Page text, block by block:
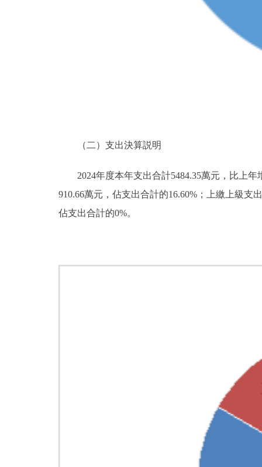
（二）支出決算説明
2024年度本年支出合計5484.35萬元，比上
910.66萬元，佔支出合計的16.60%；上繳上級
佔支出合計的0%。